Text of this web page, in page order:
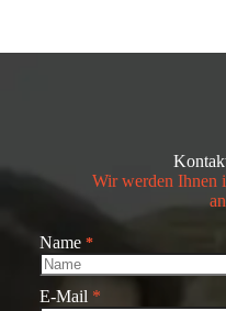
Wir werden Ihnen
Name *
E-Mail *